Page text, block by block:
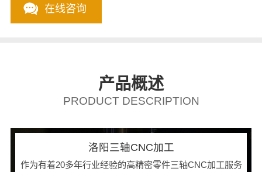
在线咨询
产品概述
PRODUCT DESCRIPTION
洛阳三轴CNC加工
作为有着20多年行业经验的高精密零件三轴CNC加工服务